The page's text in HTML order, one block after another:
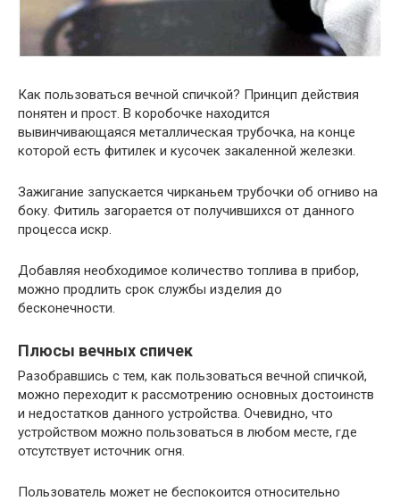
Как пользоваться вечной спичкой? Принцип действия
понятен и прост. В коробочке находится
вывинчивающаяся металлическая трубочка, на конце
которой есть фитилек и кусочек закаленной железки.
Зажигание запускается чирканьем трубочки об огниво на
боку. Фитиль загорается от получившихся от данного
процесса искр.
Добавляя необходимое количество топлива в прибор,
можно продлить срок службы изделия до
бесконечности.
Плюсы вечных спичек
Разобравшись с тем, как пользоваться вечной спичкой,
можно переходит к рассмотрению основных достоинств
и недостатков данного устройства. Очевидно, что
устройством можно пользоваться в любом месте, где
отсутствует источник огня.
Пользователь может не беспокоится относительно